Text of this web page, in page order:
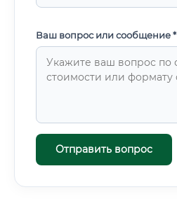
Ваш вопрос или сообщение *
Отправить вопрос